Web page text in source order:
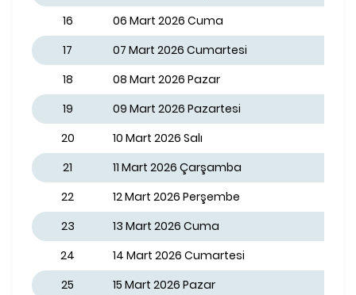
16
06 Mart 2026 Cuma
17
07 Mart 2026 Cumartesi
18
08 Mart 2026 Pazar
19
09 Mart 2026 Pazartesi
20
10 Mart 2026 Salı
21
11 Mart 2026 Çarşamba
22
12 Mart 2026 Perşembe
23
13 Mart 2026 Cuma
24
14 Mart 2026 Cumartesi
25
15 Mart 2026 Pazar